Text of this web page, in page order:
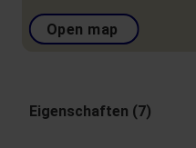
Open map
Eigenschaften (7)